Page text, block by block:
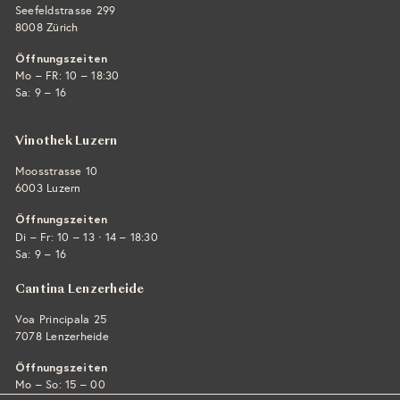
Seefeldstrasse 299
8008 Zürich
Öffnungszeiten
Mo – FR: 10 – 18:30
Sa: 9 – 16
Vinothek Luzern
Moosstrasse 10
6003 Luzern
Öffnungszeiten
Di – Fr: 10 – 13 · 14 – 18:30
Sa: 9 – 16
Cantina Lenzerheide
Voa Principala 25
7078 Lenzerheide
Öffnungszeiten
Mo – So: 15 – 00